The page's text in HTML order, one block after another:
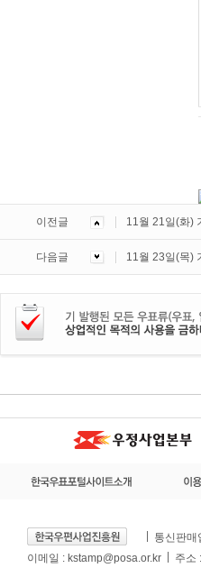
이전글 11월 21일(화)
다음글 11월 23일(목)
통신판매
이메일 : kstamp@posa.or.kr
주소